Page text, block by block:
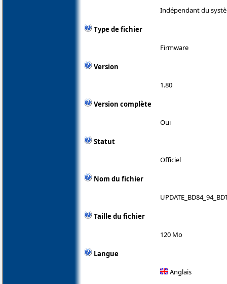
Indépendant du
Type de fichier
Firmware
Version
1.80
Version complète
Oui
Statut
Officiel
Nom du fichier
Taille du fichier
120 Mo
Langue
Anglais